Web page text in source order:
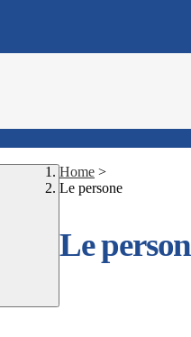
Home >
Le persone
Le